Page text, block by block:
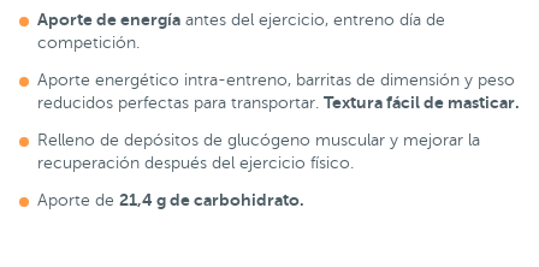
Aporte de energía antes del ejercicio, entreno día de
competición.
Aporte energético intra-entreno, barritas de dimensión y peso
reducidos perfectas para transportar. Textura fácil de masticar.
Relleno de depósitos de glucógeno muscular y mejorar la
recuperación después del ejercicio físico.
Aporte de 21,4 g de carbohidrato.